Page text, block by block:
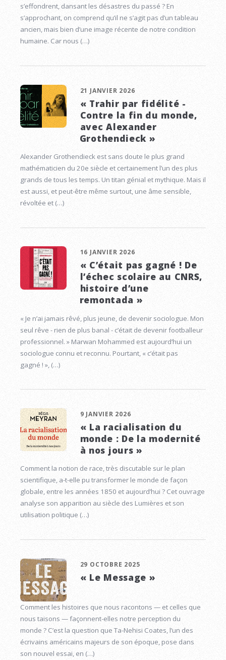
s’effondrent, dansant les désastres du passé ? En
s’approchant, on comprend qu’il ne s’agit pas d’un tableau
ancien, mais bien d’une image récente de notre condition
humaine. Car nous (…)
21 JANVIER 2026
« Trahir par fidélité -
Contre la fin du monde,
avec Alexander
Grothendieck »
Alexander Grothendieck est sans doute le plus grand
mathématicien du 20e siècle et certainement l’un des plus
grands de tous les temps. Un titan génial et mythique. Mais il
est aussi, et peut-être même surtout, une âme sensible,
révoltée et (…)
16 JANVIER 2026
« C’était pas gagné ! De
l’échec scolaire au CNRS,
histoire d’une
remontada »
« Je n’ai jamais rêvé, plus jeune, de devenir sociologue. Mon
seul rêve - rien de plus banal - c’était de devenir footballeur
professionnel. » Marwan Mohammed est aujourd’hui un
sociologue connu et reconnu. Pourtant, « c’était pas
gagné ! », (…)
9 JANVIER 2026
« La racialisation du
monde : De la modernité
à nos jours »
Comment la notion de race, très discutable sur le plan
scientifique, a-t-elle pu transformer le monde de façon
globale, entre les années 1850 et aujourd’hui ? Cet ouvrage
analyse son apparition au siècle des Lumières et son
utilisation politique (…)
29 OCTOBRE 2025
« Le Message »
Comment les histoires que nous racontons — et celles que
nous taisons — façonnent-elles notre perception du
monde ? C’est la question que Ta-Nehisi Coates, l’un des
écrivains américains majeurs de son époque, pose dans
son nouvel essai, en (…)